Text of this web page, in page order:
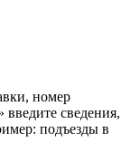
номер
сведения,
подъезды в